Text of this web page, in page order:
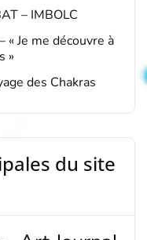
– IMBOLC
« Je me découvre à
»
des Chakras
du site